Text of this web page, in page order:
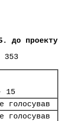
до проекту
353
15
голосував
голосував